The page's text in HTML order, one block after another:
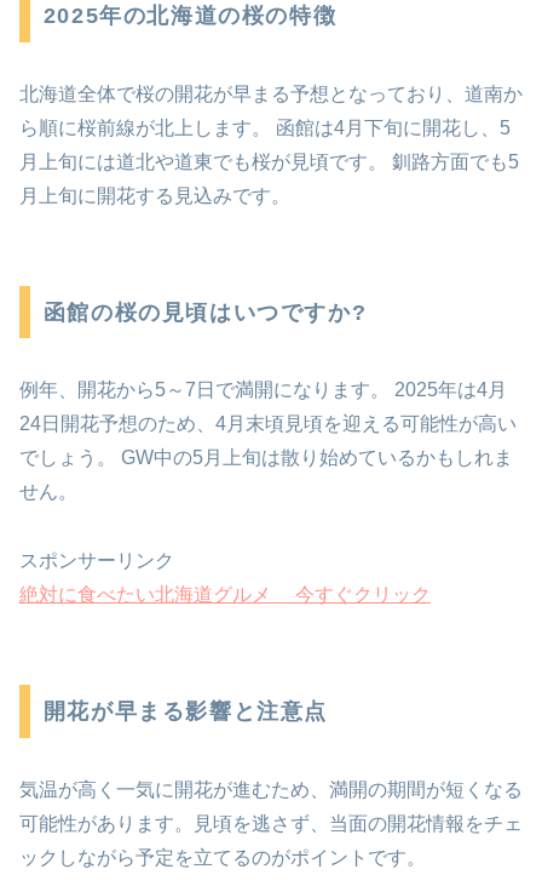
2025年の北海道の桜の特徴
北海道全体で桜の開花が早まる予想となっており、道南か
ら順に桜前線が北上します。 函館は4月下旬に開花し、5
月上旬には道北や道東でも桜が見頃です。 釧路方面でも5
月上旬に開花する見込みです。
函館の桜の見頃はいつですか?
例年、開花から5～7日で満開になります。 2025年は4月
24日開花予想のため、4月末頃見頃を迎える可能性が高い
でしょう。 GW中の5月上旬は散り始めているかもしれま
せん。
スポンサーリンク
絶対に食べたい北海道グルメ 今すぐクリック
開花が早まる影響と注意点
気温が高く一気に開花が進むため、満開の期間が短くなる
可能性があります。見頃を逃さず、当面の開花情報をチェ
ックしながら予定を立てるのがポイントです。